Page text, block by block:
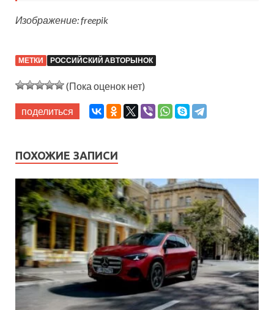
Изображение: freepik
МЕТКИ РОССИЙСКИЙ АВТОРЫНОК
(Пока оценок нет)
поделиться
ПОХОЖИЕ ЗАПИСИ